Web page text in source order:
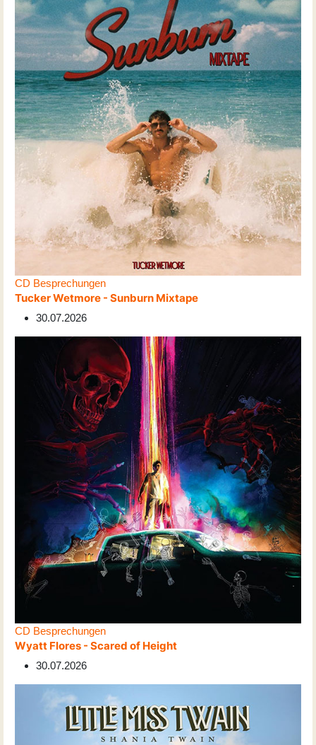
CD Besprechungen
Tucker Wetmore - Sunburn Mixtape
30.07.2026
CD Besprechungen
Wyatt Flores - Scared of Height
30.07.2026